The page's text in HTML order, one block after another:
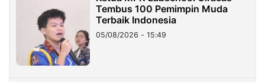
Tembus 100 Pemimpin Muda
Terbaik Indonesia
05/08/2026 - 15:49